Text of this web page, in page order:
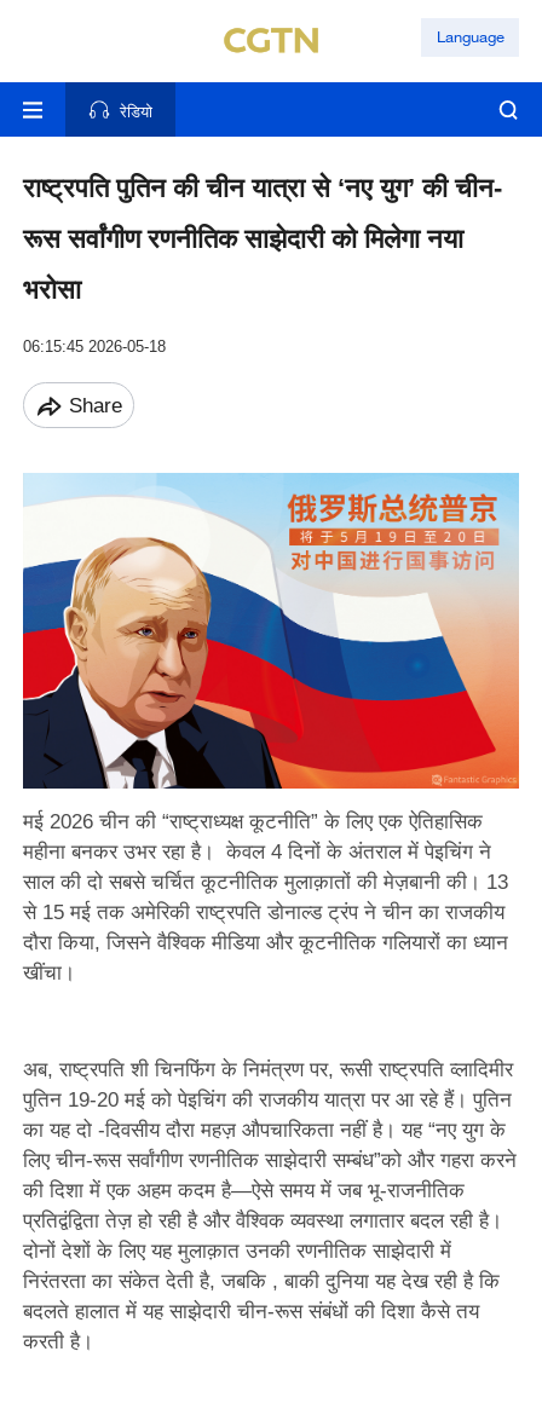
Language
रेडियो
राष्ट्रपति पुतिन की चीन यात्रा से ‘नए युग’ की चीन-
रूस सर्वांगीण रणनीतिक साझेदारी को मिलेगा नया
भरोसा
06:15:45 2026-05-18
Share
मई 2026 चीन की “राष्ट्राध्यक्ष कूटनीति” के लिए एक ऐतिहासिक
महीना बनकर उभर रहा है। केवल 4 दिनों के अंतराल में पेइचिंग ने
साल की दो सबसे चर्चित कूटनीतिक मुलाक़ातों की मेज़बानी की। 13
से 15 मई तक अमेरिकी राष्ट्रपति डोनाल्ड ट्रंप ने चीन का राजकीय
दौरा किया, जिसने वैश्विक मीडिया और कूटनीतिक गलियारों का ध्यान
खींचा।
अब, राष्ट्रपति शी चिनफिंग के निमंत्रण पर, रूसी राष्ट्रपति व्लादिमीर
पुतिन 19-20 मई को पेइचिंग की राजकीय यात्रा पर आ रहे हैं। पुतिन
का यह दो -दिवसीय दौरा महज़ औपचारिकता नहीं है। यह “नए युग के
लिए चीन-रूस सर्वांगीण रणनीतिक साझेदारी सम्बंध”को और गहरा करने
की दिशा में एक अहम कदम है—ऐसे समय में जब भू-राजनीतिक
प्रतिद्वंद्विता तेज़ हो रही है और वैश्विक व्यवस्था लगातार बदल रही है।
दोनों देशों के लिए यह मुलाक़ात उनकी रणनीतिक साझेदारी में
निरंतरता का संकेत देती है, जबकि , बाकी दुनिया यह देख रही है कि
बदलते हालात में यह साझेदारी चीन-रूस संबंधों की दिशा कैसे तय
करती है।